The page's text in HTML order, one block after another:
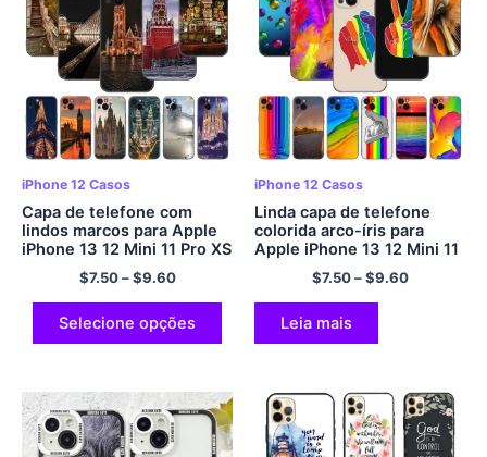
iPhone 12 Casos
Capa de telefone com
lindos marcos para Apple
iPhone 13 12 Mini 11 Pro XS
Max XR X 8 7 6S 6 Mais 5S
5 SE 2020 Capa preta
macia em TPU
$7.50–$9.60
Selecione opções
iPhone 12 Casos
Linda capa de telefone
colorida arco-íris para
Apple iPhone 13 12 Mini 11
Pro XS Max XR X 8 7 6S 6
Mais 5S 5 SE 2020 Capa
preta macia
$7.50–$9.60
Leia mais